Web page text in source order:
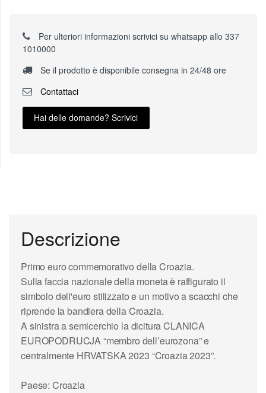
Per ulteriori informazioni scrivici su whatsapp allo 337
1010000
Se il prodotto è disponibile consegna in 24/48 ore
Contattaci
Hai delle domande? Scrivici
Descrizione
Primo euro commemorativo della Croazia.
Sulla faccia nazionale della moneta è raffigurato il
simbolo dell'euro stilizzato e un motivo a scacchi che
riprende la bandiera della Croazia.
A sinistra a semicerchio la dicitura CLANICA
EUROPODRUCJA “membro dell’eurozona” e
centralmente HRVATSKA 2023 “Croazia 2023”.
Paese: Croazia